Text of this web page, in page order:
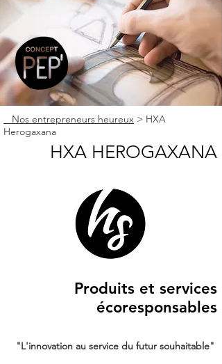
Nos entrepreneurs heureux > HXA
Herogaxana
HXA HEROGAXANA
Produits et services
écoresponsables
"L'innovation au service du futur souhaitable"